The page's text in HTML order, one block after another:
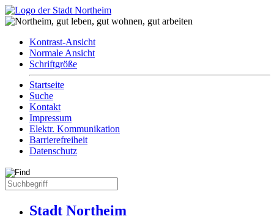
Kontrast-Ansicht
Normale Ansicht
Schriftgröße
Startseite
Suche
Kontakt
Impressum
Elektr. Kommunikation
Barrierefreiheit
Datenschutz
Stadt Northeim